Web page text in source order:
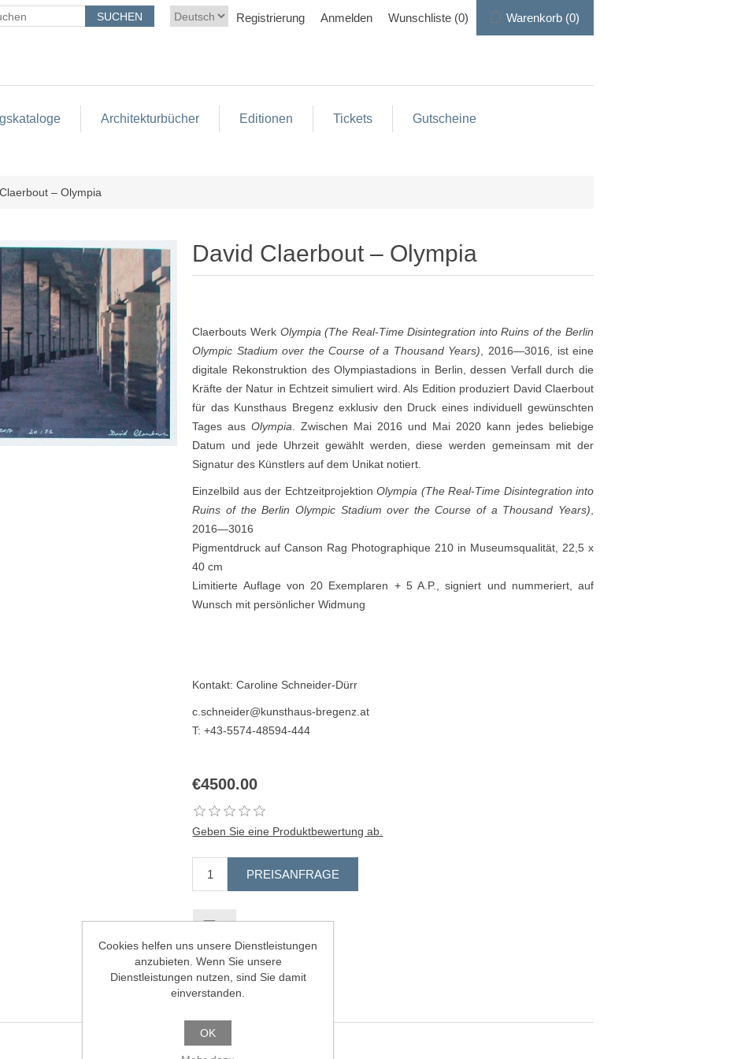
Registrierung Anmelden Wunschliste (0) Warenkorb (0)
Architekturbücher Editionen Tickets Gutscheine
– Olympia
David Claerbout – Olympia
Claerbouts Werk Olympia (The Real-Time Disintegration into Ruins of the Berlin
Olympic Stadium over the Course of a Thousand Years) , 2016—3016, ist eine
digitale Rekonstruktion des Olympiastadions in Berlin, dessen Verfall durch die
Kräfte der Natur in Echtzeit simuliert wird. Als Edition produziert David Claerbout
für das Kunsthaus Bregenz exklusiv den Druck eines individuell gewünschten
Tages ausOlympia . Zwischen Mai 2016 und Mai 2020 kann jedes beliebige
Datum und jede Uhrzeit gewählt werden, diese werden gemeinsam mit der
Signatur des Künstlers auf dem Unikat notiert.
Einzelbild aus der EchtzeitprojektionOlympia (The Real-Time Disintegration into
Ruins of the Berlin Olympic Stadiumover the Course of a Thousand Years)
2016—3016
Pigmentdruck auf Canson Rag Photographique 210 in Museumsqualität, 22,5 x
40 cm
Limitierte Auflage von 20 Exemplaren + 5 A.P., signiert und nummeriert, auf
Wunsch mit persönlicher Widmung
Kontakt: Caroline Schneider-Dürr
c.schneider@kunsthaus-bregenz.at
T: +43-5574-48594-444
€4500.00
Geben Sie eine Produktbewertung ab.
Cookies helfen uns unsere Dienstleistungen
anzubieten. Wenn Sie unsere
Dienstleistungen nutzen, sind Sie damit
einverstanden.
OK